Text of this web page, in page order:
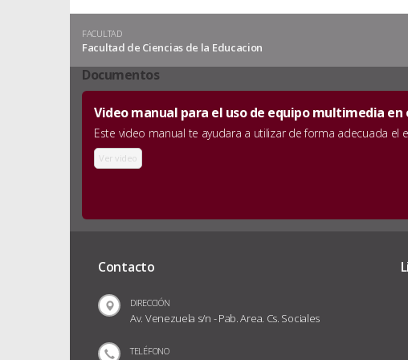
FACULTAD
Facultad de Ciencias de la Educacion
Documentos
Video manual para el uso de equipo multimedia en
Este video manual te ayudara a utilizar de forma adecuada el
Ver video
Contacto
DIRECCIÓN
Av. Venezuela s/n - Pab. Area. Cs. Sociales
TELÉFONO